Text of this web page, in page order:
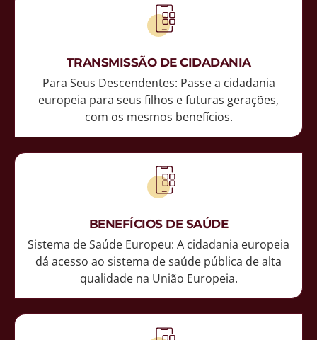
TRANSMISSÃO DE CIDADANIA
Para Seus Descendentes: Passe a cidadania
europeia para seus filhos e futuras gerações,
com os mesmos benefícios.
BENEFÍCIOS DE SAÚDE
Sistema de Saúde Europeu: A cidadania europeia
dá acesso ao sistema de saúde pública de alta
qualidade na União Europeia.